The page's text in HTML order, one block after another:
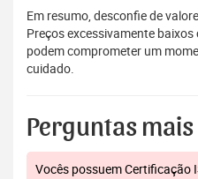
Em resumo, desconfie de
Preços excessivamente
podem comprometer um
cuidado.
Perguntas
Vocês possuem Certificação